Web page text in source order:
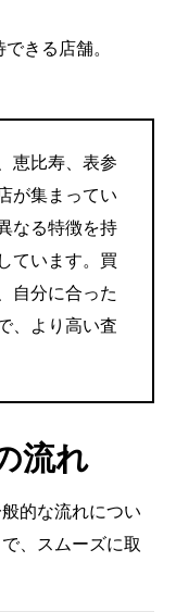
きる店舗。
恵比寿、表参
が集まってい
なる特徴を持
ています。買
自分に合った
、より高い査
流れ
的な流れについ
、スムーズに取